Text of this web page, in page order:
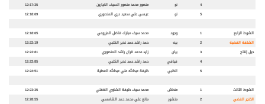
4
نو منصور محمد منصور السيف الخيارين
12:17:35
5
نو عيسى علي سعيد دري المنصوري 12:18:69
الشوط الرابع 1 وجود محمد سيف مبارك فاضل المزروعي
12:18:65
الشلفة الفضية
2 بيه حمد راشد حمد غدير الكتبي
12:22:19
حيل إنتاج
3 بيان زايد محمد قران راشد المنصوري
12:22:81
4
فيافي حمد راشد حمد غدير الكتبي
12:22:85
5
الظبي خليفة عبدالله علي عبدالله العطية 12:24:51
الشوط الثالث 1 منحاش محمد سيف خليفة الشاوي الغفلي
12:23:35
الخنجر الفضي
2 منشور مانع علي محمد حمد الشامسي
12:28:55